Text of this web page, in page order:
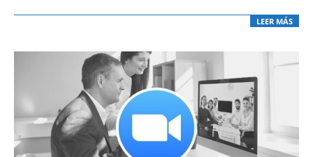
LEER MÁS